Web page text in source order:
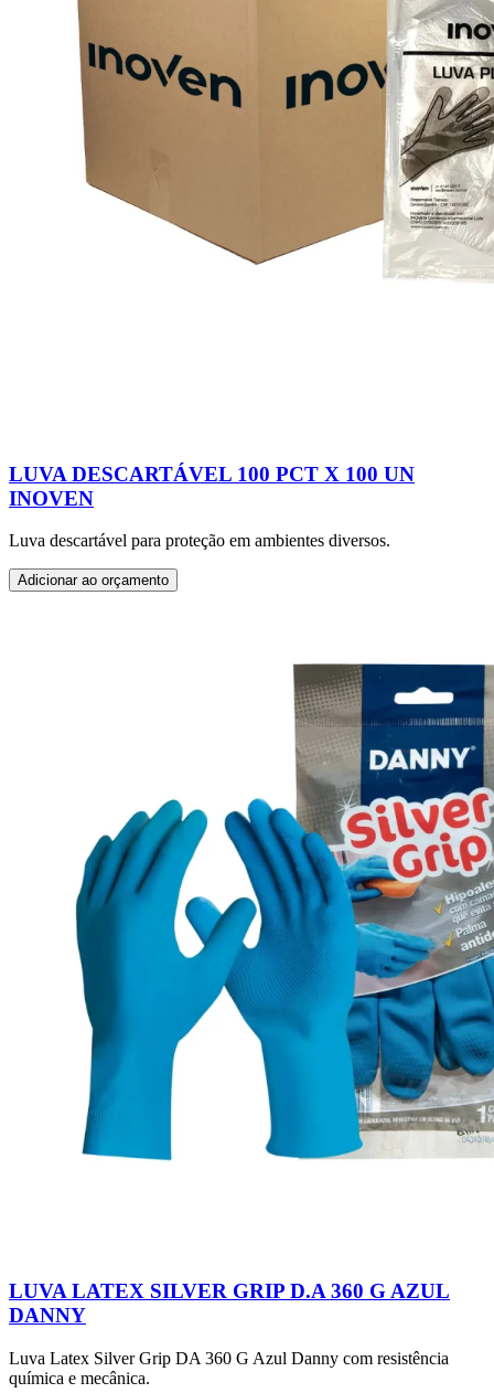
LUVA DESCARTÁVEL 100 PCT X 100 UN
INOVEN
Luva descartável para proteção em ambientes diversos.
Adicionar ao orçamento
LUVA LATEX SILVER GRIP D.A 360 G AZUL
DANNY
Luva Latex Silver Grip DA 360 G Azul Danny com resistência
química e mecânica.